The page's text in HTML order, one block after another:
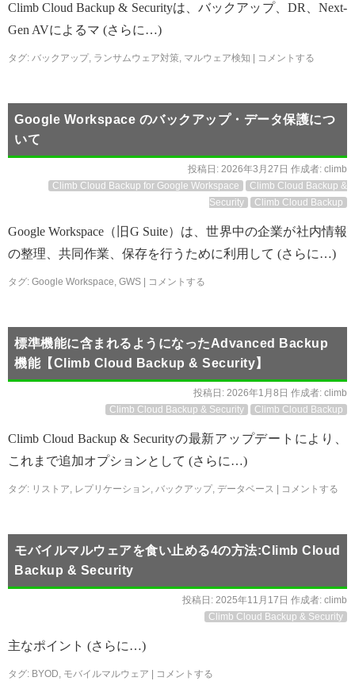
Climb Cloud Backup & Securityは、バックアップ、DR、Next-
Gen AVによるマ (さらに…)
タグ: バックアップ, ランサムウェア対策, マルウェア検知 コメントする
Google Workspace のバックアップ・データ保護につ
いて
投稿日: 2026年3月27日 作成者: climb
Climb Cloud Backup for Google Workspace
Climb Cloud Backup &
Security
Climb Cloud Backup
Google Workspace（旧G Suite）は、世界中の企業が社内情報
の整理、共同作業、保存を行うために利用して (さらに…)
タグ: Google Workspace, GWS コメントする
標準機能に含まれるようになったAdvanced Backup
機能【Climb Cloud Backup & Security】
投稿日: 2026年1月8日 作成者: climb
Climb Cloud Backup & Security
Climb Cloud Backup
Climb Cloud Backup & Securityの最新アップデートにより、
これまで追加オプションとして (さらに…)
タグ: リストア, レプリケーション, バックアップ, データベース コメントする
モバイルマルウェアを食い止める4の方法:Climb Cloud
Backup & Security
投稿日: 2025年11月17日 作成者: climb
Climb Cloud Backup & Security
主なポイント (さらに…)
タグ: BYOD, モバイルマルウェア コメントする